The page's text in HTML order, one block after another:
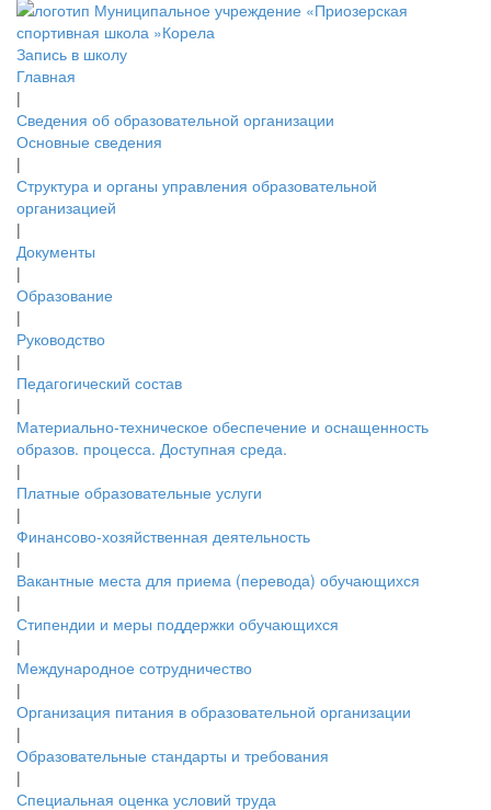
Запись в школу
Главная
|
Сведения об образовательной организации
Основные сведения
|
Структура и органы управления образовательной
организацией
|
Документы
|
Образование
|
Руководство
|
Педагогический состав
|
Материально-техническое обеспечение и оснащенность
образов. процесса. Доступная среда.
|
Платные образовательные услуги
|
Финансово-хозяйственная деятельность
|
Вакантные места для приема (перевода) обучающихся
|
Стипендии и меры поддержки обучающихся
|
Международное сотрудничество
|
Организация питания в образовательной организации
|
Образовательные стандарты и требования
|
Специальная оценка условий труда